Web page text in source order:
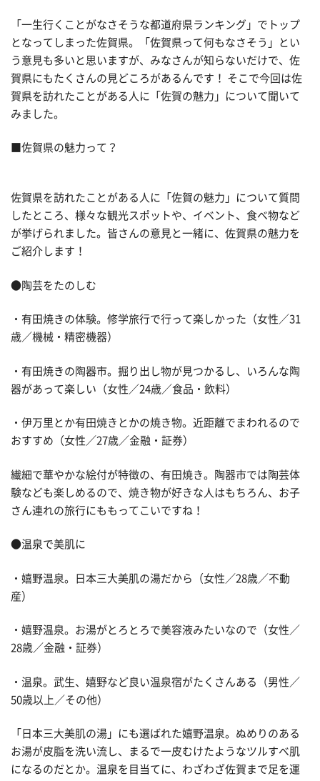
「一生行くことがなさそうな都道府県ランキング」でトップ
となってしまった佐賀県。「佐賀県って何もなさそう」とい
う意見も多いと思いますが、みなさんが知らないだけで、佐
賀県にもたくさんの見どころがあるんです！ そこで今回は佐
賀県を訪れたことがある人に「佐賀の魅力」について聞いて
みました。
■佐賀県の魅力って？
佐賀県を訪れたことがある人に「佐賀の魅力」について質問
したところ、様々な観光スポットや、イベント、食べ物など
が挙げられました。皆さんの意見と一緒に、佐賀県の魅力を
ご紹介します！
●陶芸をたのしむ
・有田焼きの体験。修学旅行で行って楽しかった（女性／31
歳／機械・精密機器）
・有田焼きの陶器市。掘り出し物が見つかるし、いろんな陶
器があって楽しい（女性／24歳／食品・飲料）
・伊万里とか有田焼きとかの焼き物。近距離でまわれるので
おすすめ（女性／27歳／金融・証券）
繊細で華やかな絵付が特徴の、有田焼き。陶器市では陶芸体
験なども楽しめるので、焼き物が好きな人はもちろん、お子
さん連れの旅行にももってこいですね！
●温泉で美肌に
・嬉野温泉。日本三大美肌の湯だから（女性／28歳／不動
産）
・嬉野温泉。お湯がとろとろで美容液みたいなので（女性／
28歳／金融・証券）
・温泉。武生、嬉野など良い温泉宿がたくさんある（男性／
50歳以上／その他）
「日本三大美肌の湯」にも選ばれた嬉野温泉。ぬめりのある
お湯が皮脂を洗い流し、まるで一皮むけたようなツルすべ肌
になるのだとか。温泉を目当てに、わざわざ佐賀まで足を運